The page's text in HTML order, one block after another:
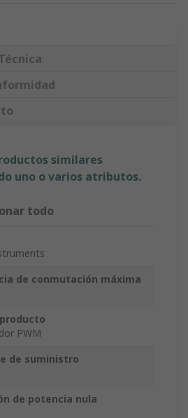
similares
uno o varios atributos.
todo
de conmutación máxima
PWM
de suministro
de potencia nula